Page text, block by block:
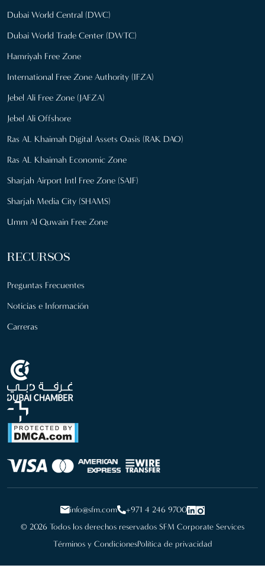
Dubai World Central (DWC)
Dubai World Trade Center (DWTC)
Hamriyah Free Zone
International Free Zone Authority (IFZA)
Jebel Ali Free Zone (JAFZA)
Jebel Ali Offshore
Ras AL Khaimah Digital Assets Oasis (RAK DAO)
Ras AL Khaimah Economic Zone
Sharjah Airport Intl Free Zone (SAIF)
Sharjah Media City (SHAMS)
Umm Al Quwain Free Zone
RECURSOS
Preguntas Frecuentes
Noticias e Información
Carreras
info@sfm.com
+971 4 246 9700
© 2026 Todos los derechos reservados SFM Corporate Services
Términos y CondicionesPolítica de privacidad